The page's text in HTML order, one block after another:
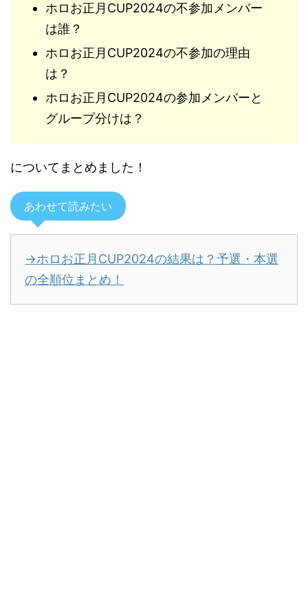
ホロお正月CUP2024の不参加メンバー
は誰？
ホロお正月CUP2024の不参加の理由
は？
ホロお正月CUP2024の参加メンバーと
グループ分けは？
についてまとめました！
あわせて読みたい
→ホロお正月CUP2024の結果は？予選・本選
の全順位まとめ！